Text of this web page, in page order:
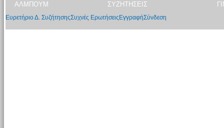
ΑΛΜΠΟΥΜ ΣΥΖΗΤΗΣΕΙΣ
Ευρετήριο Δ. ΣυζήτησηςΣυχνές Ερωτήσεις ΕγγραφήΣύνδεση